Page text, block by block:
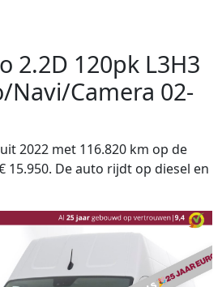
2.2D 120pk L3H3
Navi/Camera 02-
2022 met 116.820 km op de
15.950. De auto rijdt op diesel en